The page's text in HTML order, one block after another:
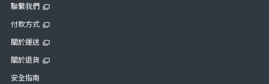
聯繫我們
付款方式
關於運送
關於退貨
安全指南